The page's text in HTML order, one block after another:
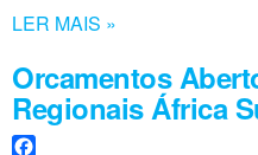
LER MAIS »
Orcamentos
Regionais África